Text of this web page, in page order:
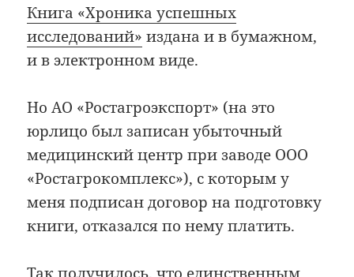
Книга «Хроника успешных
исследований» издана и в бумажном,
и в электронном виде.
Но АО «Ростагроэкспорт» (на это
юрлицо был записан убыточный
медицинский центр при заводе ООО
«Ростагрокомплекс»), с которым у
меня подписан договор на подготовку
книги, отказался по нему платить.